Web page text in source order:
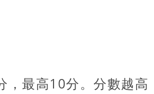
最高10分。分數越高